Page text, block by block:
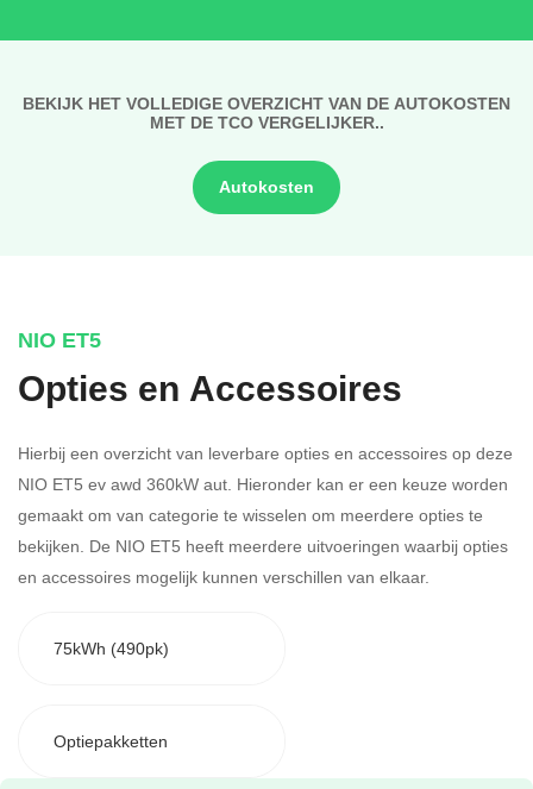
BEKIJK HET VOLLEDIGE OVERZICHT VAN DE AUTOKOSTEN
MET DE TCO VERGELIJKER..
Autokosten
NIO ET5
Opties en Accessoires
Hierbij een overzicht van leverbare opties en accessoires op deze
NIO ET5 ev awd 360kW aut. Hieronder kan er een keuze worden
gemaakt om van categorie te wisselen om meerdere opties te
bekijken. De NIO ET5 heeft meerdere uitvoeringen waarbij opties
en accessoires mogelijk kunnen verschillen van elkaar.
75kWh (490pk)
Optiepakketten